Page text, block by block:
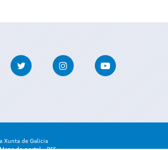
Twitter InstagramYoutube
Xunta de Galicia